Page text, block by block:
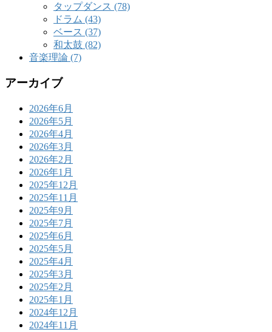
タップダンス (78)
ドラム (43)
ベース (37)
和太鼓 (82)
音楽理論 (7)
アーカイブ
2026年6月
2026年5月
2026年4月
2026年3月
2026年2月
2026年1月
2025年12月
2025年11月
2025年9月
2025年7月
2025年6月
2025年5月
2025年4月
2025年3月
2025年2月
2025年1月
2024年12月
2024年11月